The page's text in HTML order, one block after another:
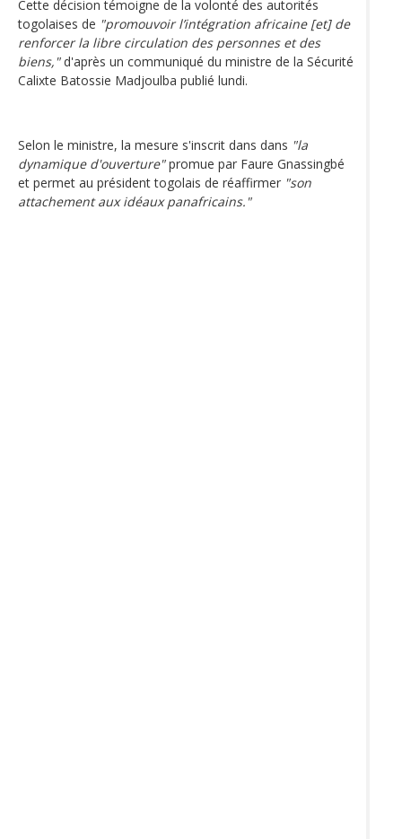
Cette décision témoigne de la volonté des autorités
togolaises de "promouvoir l’intégration africaine [et] de
renforcer la libre circulation des personnes et des
biens,"d'après un communiqué du ministre de la Sécurité
Calixte Batossie Madjoulba publié lundi.
Selon le ministre, la mesure s'inscrit dans dans "la
dynamique d'ouverture"promue par Faure Gnassingbé
et permet au président togolais de réaffirmer "son
attachement aux idéaux panafricains."